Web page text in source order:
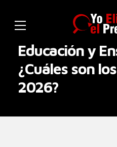
Educación y
¿Cuáles son
2026?